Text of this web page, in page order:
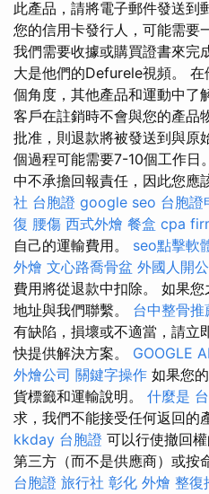
此產品，請將電子郵件發送到
您的信用卡發行人，可能需要
我們需要收據或購買證書來完
大是他們的Defurele視頻。
個角度，其他產品和運動中了
客戶在註銷時不會與您的產品
批准，則退款將被發送到與原
個過程可能需要7-10個工作日
中不承擔回報責任，因此您應
社 台胞證 google seo 台胞證
復 腰傷 西式外燴 餐盒 cpa
自己的運輸費用。 seo點擊軟
外燴 文心路喬骨盆 外國人開
費用將從退款中扣除。 如果
地址與我們聯繫。 台中整骨推
有缺陷，損壞或不適當，請立
快提供解決方案。 GOOGLE
外燴公司 關鍵字操作 如果您
貨標籤和運輸說明。 什麼是
求，我們不能接受任何返回的
kkday 台胞證 可以行使撤回
第三方（而不是供應商）或按
台胞證 旅行社 彰化 外燴 整復